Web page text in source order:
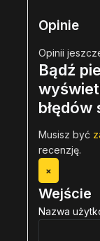
Opinie
Opinii
Bądź
Musisz być
recenzję.
×
Wejście
Nazwa